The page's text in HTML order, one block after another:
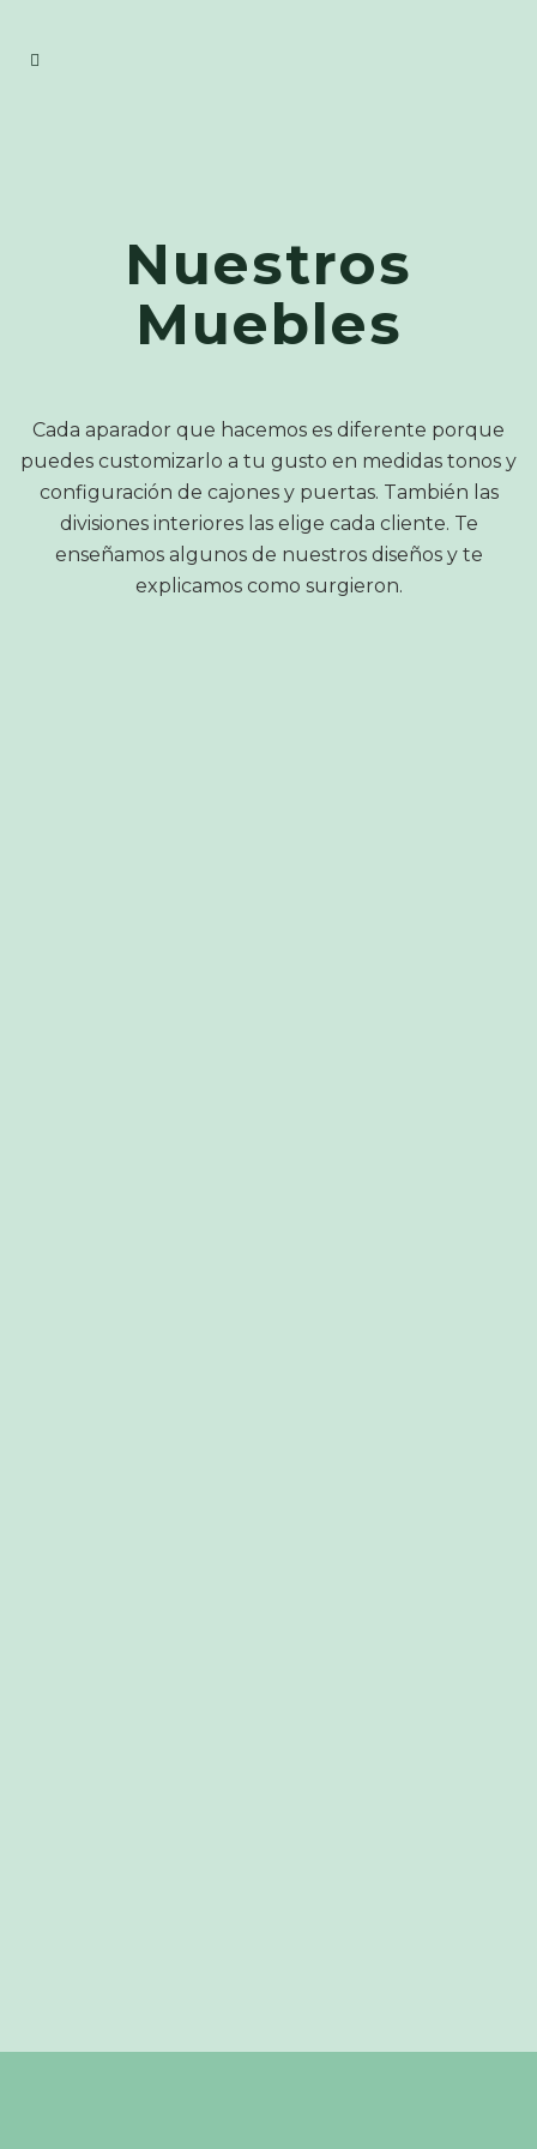
Nuestros
Muebles
Cada aparador que hacemos es diferente porque
puedes customizarlo a tu gusto en medidas tonos y
configuración de cajones y puertas. También las
divisiones interiores las elige cada cliente. Te
enseñamos algunos de nuestros diseños y te
explicamos como surgieron.